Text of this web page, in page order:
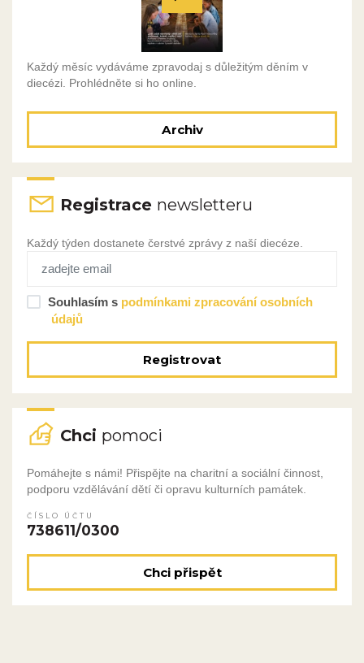
Každý měsíc vydáváme zpravodaj s důležitým děním v
diecézi. Prohlédněte si ho online.
Archiv
Registrace newsletteru
Každý týden dostanete čerstvé zprávy z naší diecéze.
Souhlasím s podmínkami zpracování osobních
údajů
Registrovat
Chci pomoci
Pomáhejte s námi! Přispějte na charitní a sociální činnost,
podporu vzdělávání dětí či opravu kulturních památek.
ČÍSLO ÚČTU
738611/0300
Chci přispět